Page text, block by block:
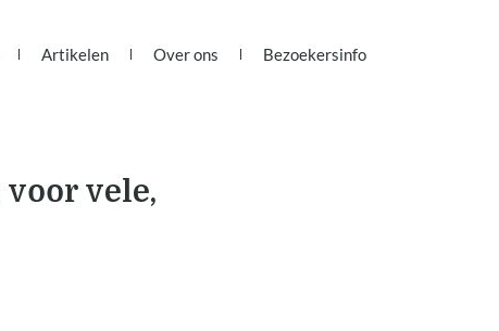
Artikelen Over ons Bezoekersinfo
vele,